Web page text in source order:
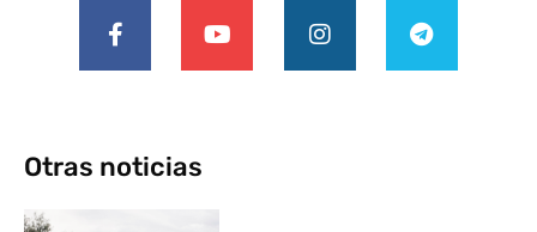
Otras noticias